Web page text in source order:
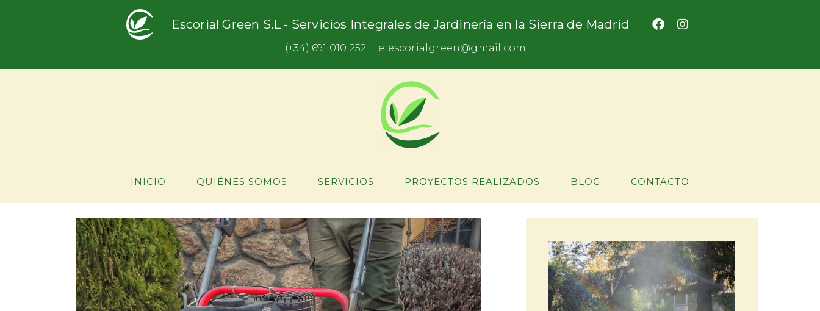
Escorial Green S.L - Servicios Integrales de Jardinería en la Sierra de Madrid
(+34) 691 010 252 elescorialgreen@gmail.com
INICIO QUIÉNES SOMOS SERVICIOS PROYECTOS REALIZADOS BLOG CONTACTO